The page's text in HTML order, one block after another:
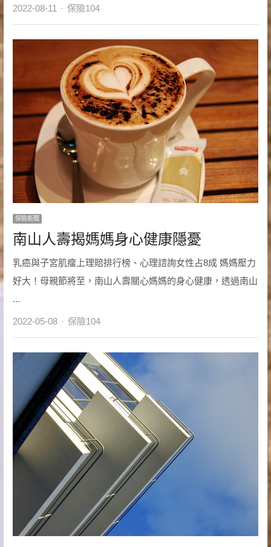
2022-08-11 Author
保險104
保險新聞
南山人壽揭媽媽身心健康隱憂
乳癌與子宮肌瘤上理賠排行榜、心理諮詢女性占8成 媽媽壓力
好大！母親節將至，南山人壽關心媽媽的身心健康，透過南山
...
2022-05-08 Author
保險104